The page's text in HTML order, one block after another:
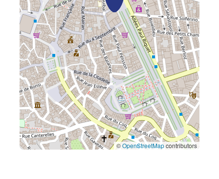
©OpenStreetMapcontributors